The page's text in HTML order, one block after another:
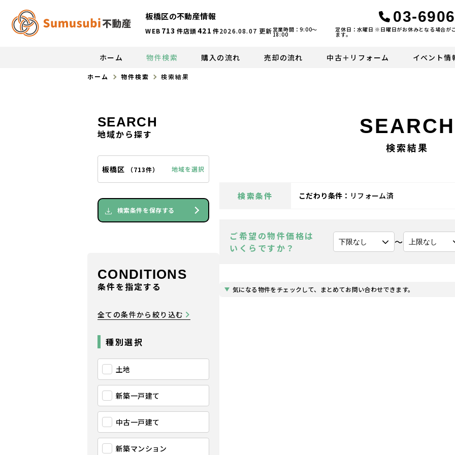
板橋区の不動産情報
WEB 713 件店頭421 件2026.08.07 更新
03-
営業時間：9:00〜
18:00
定休日：水曜日 ※日曜日がお休みとなる場合が
ます。
ホーム 物件検索 購入の流れ 売却の流れ 中古＋リフォーム イベント情
ホーム 物件検索 検索結果
SEARCH
検索結果
検索条件 こだわり条件： リフォーム済
ご希望の物件価格は
いくらですか？
〜
気になる物件をチェックして、まとめてお問い合わせできます。
SEARCH
地域から探す
板橋区 （713件） 地域を選択
検索条件を保存する
CONDITIONS
条件を指定する
全ての条件から絞り込む
種別選択
土地
新築一戸建て
中古一戸建て
新築マンション